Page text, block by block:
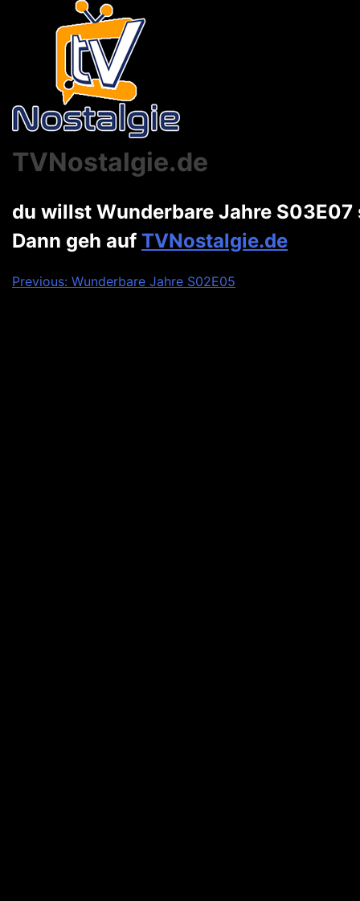
TVNostalgie.de
du willst Wunderbare Jahre S03E07
Dann geh auf TVNostalgie.de
Beitragsnavigation
Previous: Wunderbare Jahre S02E05